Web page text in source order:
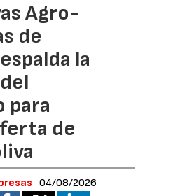
Agro-
de
la
para
de
04/08/2026